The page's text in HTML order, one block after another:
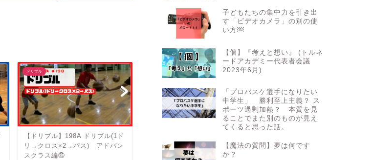
ドリブル
【ドリブル】198A ドリブル(1ド
リ→クロス×2→パス) アドバン
スクラス編㉕
ト) ビギナークラス編㉝
リブル ミドルクラス編⑮
子どもたちの集中力を引き出
す「ビデオカメラ」の別の使
い方￼
【個】『考えと想い』 (トルネ
ードアカデミー代表者会議
2023年6月)
「プロバスケ選手になりたい
中学生」 勝利至上主義？ ス
ポーツ過剰加熱？ 本質を見
ることでまた別のものが見え
てくると思った話。
【魔法の質問】夢は何です
か？